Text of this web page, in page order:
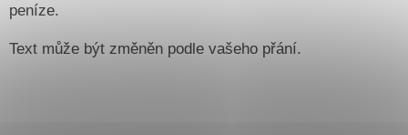
peníze.
Text může být změněn podle vašeho přání.